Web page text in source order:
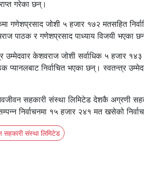
गरेका छन्।
गणेशप्रसाद जोशी ५ हजार १७२ मतसहित
पाठक र गणेशप्रसाद पाध्याय विजयी भएका
उम्मेदवार केशवराज जोशी सर्वाधिक ५ हजार
प्यानलबाट निर्वाचित भएका छन्। स्वतन्त्र
सहकारी संस्था लिमिटेड देशकै अग्रणी
निर्वाचनमा १५ हजार २४१ मत खसेको
सहकारी संस्था लिमिटेड